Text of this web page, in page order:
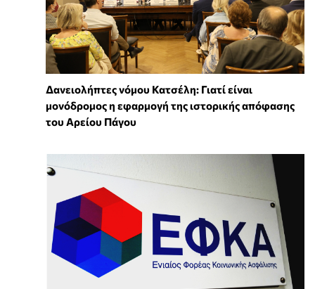
Δανειολήπτες νόμου Κατσέλη: Γιατί είναι
μονόδρομος η εφαρμογή της ιστορικής απόφασης
του Αρείου Πάγου